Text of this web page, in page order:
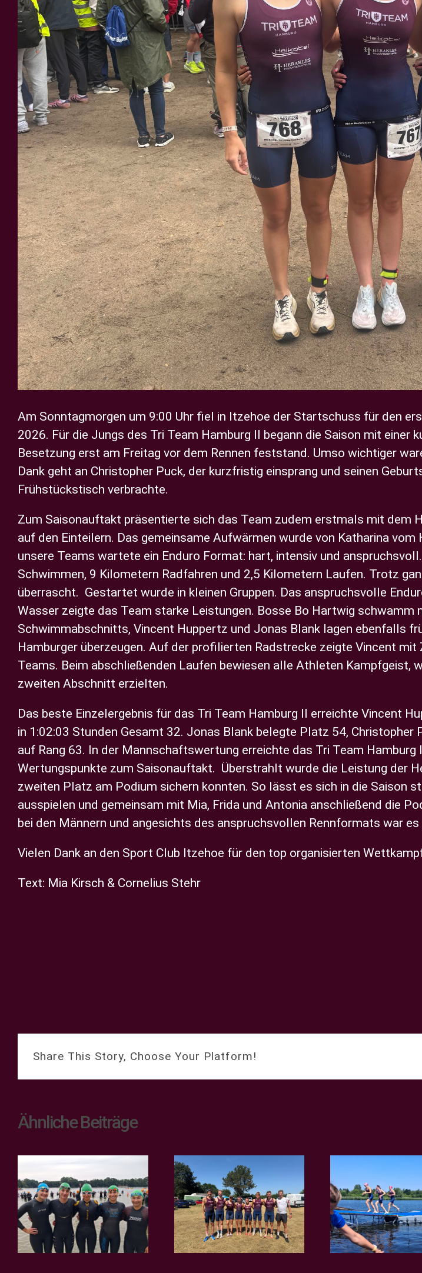
Am Sonntagmorgen um 9:00 Uhr fiel in Itzehoe der Startschuss für den
2026. Für die Jungs des Tri Team Hamburg II begann die Saison mit einer
Besetzung erst am Freitag vor dem Rennen feststand. Umso wichtiger
Dank geht an Christopher Puck, der kurzfristig einsprang und seinen
Frühstückstisch verbrachte.
Zum Saisonauftakt präsentierte sich das Team zudem erstmals mit dem
auf den Einteilern. Das gemeinsame Aufwärmen wurde von Katharina
unsere Teams wartete ein Enduro Format: hart, intensiv und
Schwimmen, 9 Kilometern Radfahren und 2,5 Kilometern Laufen. Trotz
überrascht. Gestartet wurde in kleinen Gruppen. Das anspruchsvolle
Wasser zeigte das Team starke Leistungen. Bosse Bo Hartwig
Schwimmabschnitts, Vincent Huppertz und Jonas Blank lagen ebenfalls
Hamburger überzeugen. Auf der profilierten Radstrecke zeigte Vincent
Teams. Beim abschließenden Laufen bewiesen alle Athleten Kampfgeist,
zweiten Abschnitt erzielten.
Das beste Einzelergebnis für das Tri Team Hamburg II erreichte Vincent
in 1:02:03 Stunden Gesamt 32. Jonas Blank belegte Platz 54,
auf Rang 63. In der Mannschaftswertung erreichte das Tri Team
Wertungspunkte zum Saisonauftakt. Überstrahlt wurde die Leistung der
zweiten Platz am Podium sichern konnten. So lässt es sich in die Saison
ausspielen und gemeinsam mit Mia, Frida und Antonia anschließend die
bei den Männern und angesichts des anspruchsvollen Rennformats war
Vielen Dank an den Sport Club Itzehoe für den top organisierten
Text: Mia Kirsch & Cornelius Stehr
Share This Story, Choose Your Platform!
Ähnliche Beiträge
2. Bundesliga –
Bergfest in Verl!
Teamsprint der
Regionalliga in
Rostock
stürmen